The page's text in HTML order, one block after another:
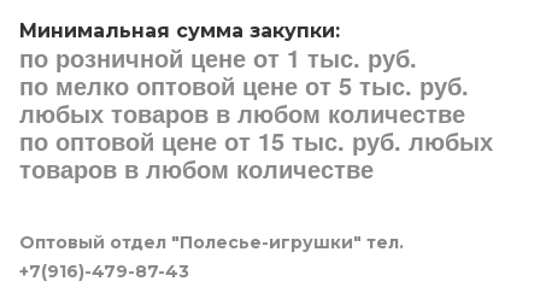
Минимальная сумма закупки:
по розничной цене от 1 тыс. руб.
по мелко оптовой цене от 5 тыс. руб.
любых товаров в любом количестве
по оптовой цене от 15 тыс. руб. любых
товаров в любом количестве
Оптовый отдел "Полесье-игрушки" тел.
+7(916)-479-87-43